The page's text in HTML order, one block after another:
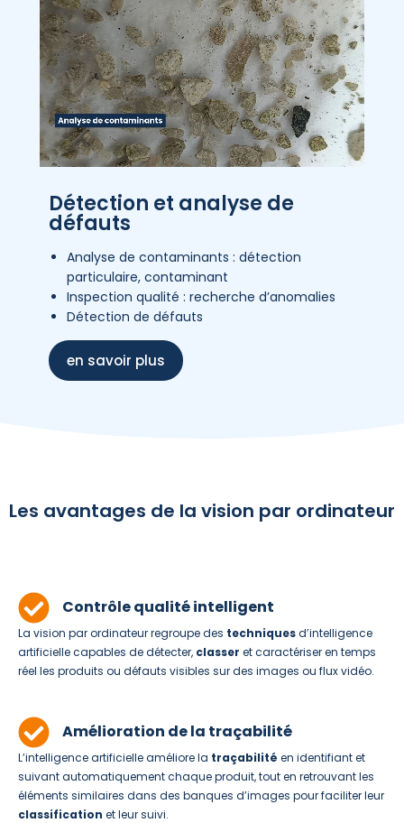
Détection et analyse de
défauts
Analyse de contaminants : détection
particulaire, contaminant
Inspection qualité : recherche d’anomalies
Détection de défauts
en savoir plus
Les avantages de la vision par ordinateur
Contrôle qualité intelligent
La vision par ordinateur regroupe des techniquesd’intelligence
artificielle capables de détecter, classer et caractériser en temps
réel les produits ou défauts visibles sur des images ou flux vidéo.
Amélioration de la traçabilité
L’intelligence artificielle améliore la traçabilité en identifiant et
suivant automatiquement chaque produit, tout en retrouvant les
éléments similaires dans des banques d’images pour faciliter leur
classification et leur suivi.